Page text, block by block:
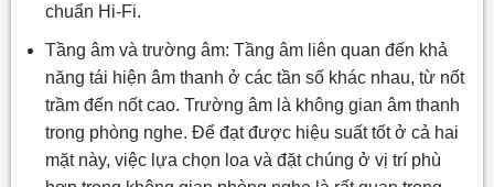
chuẩn Hi-Fi.
Tầng âm và trường âm: Tầng âm liên quan đến khả
năng tái hiện âm thanh ở các tần số khác nhau, từ nốt
trầm đến nốt cao. Trường âm là không gian âm thanh
trong phòng nghe. Để đạt được hiệu suất tốt ở cả hai
mặt này, việc lựa chọn loa và đặt chúng ở vị trí phù